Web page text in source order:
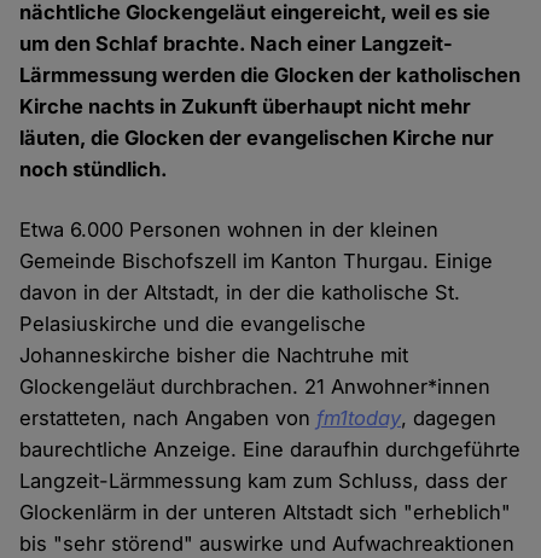
nächtliche Glockengeläut eingereicht, weil es sie
um den Schlaf brachte. Nach einer Langzeit-
Lärmmessung werden die Glocken der katholischen
Kirche nachts in Zukunft überhaupt nicht mehr
läuten, die Glocken der evangelischen Kirche nur
noch stündlich.
Etwa 6.000 Personen wohnen in der kleinen
Gemeinde Bischofszell im Kanton Thurgau. Einige
davon in der Altstadt, in der die katholische St.
Pelasiuskirche und die evangelische
Johanneskirche bisher die Nachtruhe mit
Glockengeläut durchbrachen. 21 Anwohner*innen
erstatteten, nach Angaben von fm1today, dagegen
baurechtliche Anzeige. Eine daraufhin durchgeführte
Langzeit-Lärmmessung kam zum Schluss, dass der
Glockenlärm in der unteren Altstadt sich "erheblich"
bis "sehr störend" auswirke und Aufwachreaktionen